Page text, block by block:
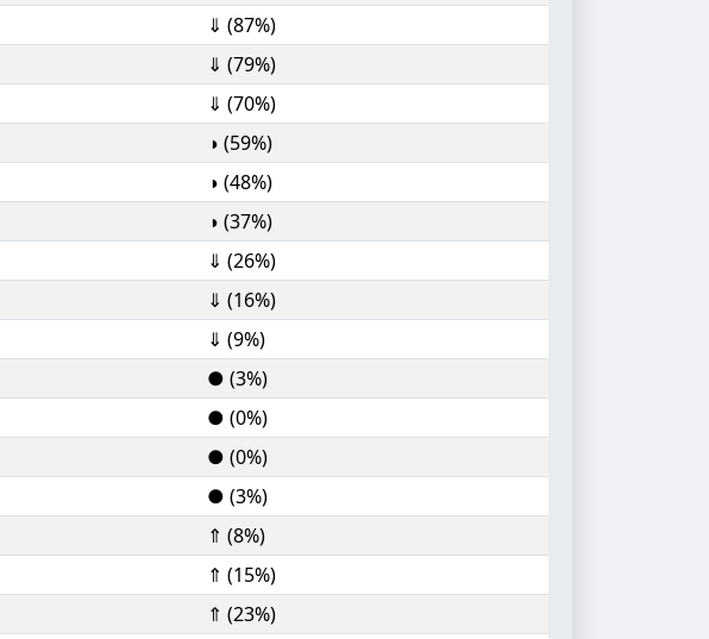
⇓ (87%)
⇓ (79%)
⇓ (70%)
◑ (59%)
◑ (48%)
◑ (37%)
⇓ (26%)
⇓ (16%)
⇓ (9%)
● (3%)
● (0%)
● (0%)
● (3%)
⇑ (8%)
⇑ (15%)
⇑ (23%)